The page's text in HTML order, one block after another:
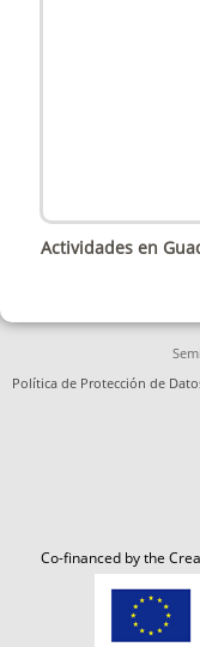
Actividades en
Política de Protección de
Co-financed by the